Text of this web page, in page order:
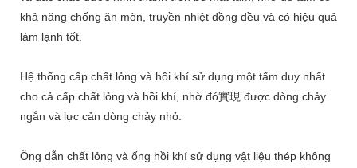
khả năng chống ăn mòn, truyền nhiệt đồng đều và có hiệu quả
làm lạnh tốt.
Hệ thống cấp chất lỏng và hồi khí sử dụng một tấm duy nhất
cho cả cấp chất lỏng và hồi khí, nhờ đó實現 được dòng chảy
ngắn và lực cản dòng chảy nhỏ.
Ống dẫn chất lỏng và ống hồi khí sử dụng vật liệu thép không